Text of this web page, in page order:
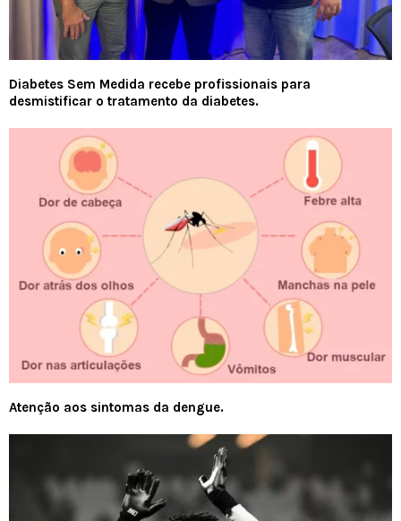
Diabetes Sem Medida recebe profissionais para
desmistificar o tratamento da diabetes.
Atenção aos sintomas da dengue.